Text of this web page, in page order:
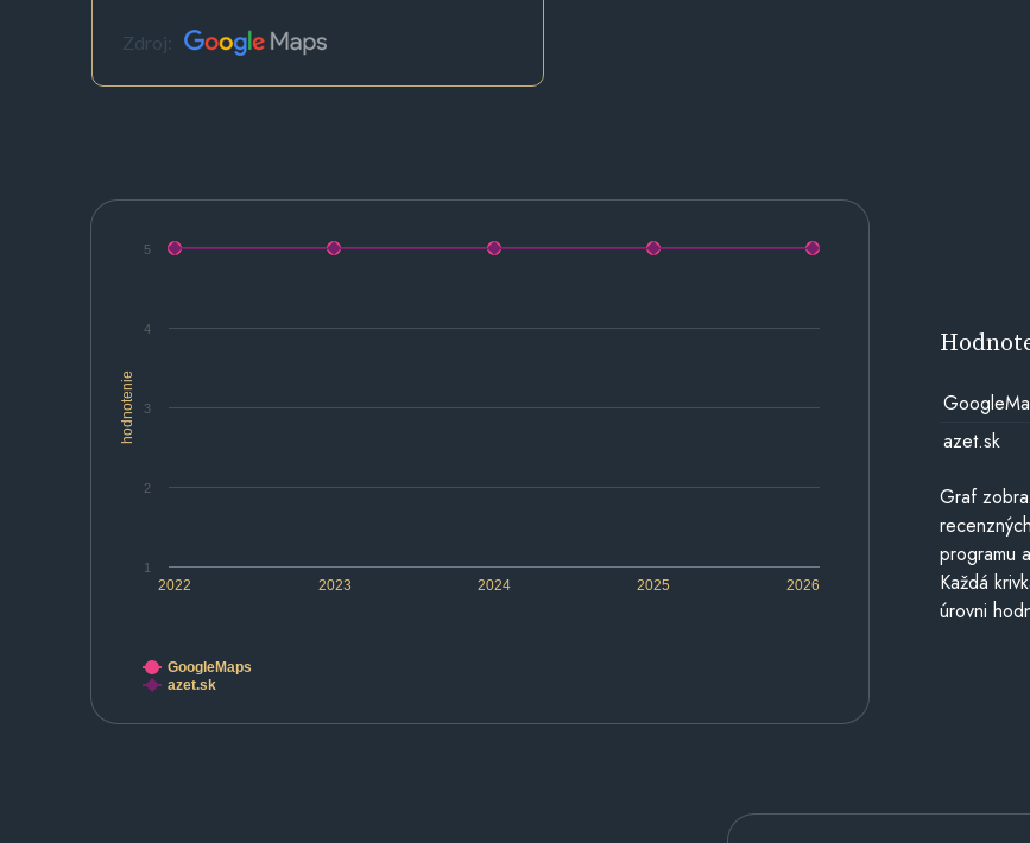
Zdroj:
hodnotenie
2022 2023 2024 2025 2026
1
2
3
4
5
GoogleMaps
azet.sk
azet.sk
Graf
programu
Každá
úrovni